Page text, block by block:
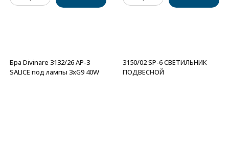
Бра Divinare 3132/26 AP-3
SALICE под лампы 3xG9 40W
3150/02 SP-6 СВЕТИЛЬНИК
ПОДВЕСНОЙ